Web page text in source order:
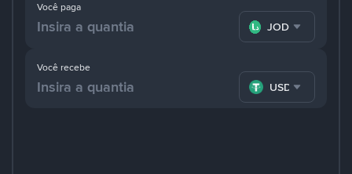
Você paga
JOD
Você recebe
USDT